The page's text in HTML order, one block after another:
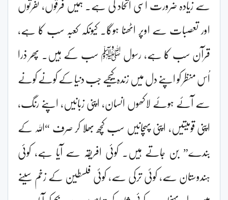
اور تعصبات سے اوپر اٹھنا ہوگا۔ کیونکہ کعبہ سب کا ہے،
قرآن سب کا ہے، رسول ﷺ سب کے ہیں۔ پھر ذرا
اُس منظر کو اپنے دل میں زندہ کیجیے جب دنیا کے کونے کونے
سے آئے ہوئے لاکھوں انسان، اپنی زبانیں، اپنے رنگ،
اپنی قومیتیں، اپنی پہچانیں سب کچھ بھلا کر صرف “اللہ کے
بندے” بن جاتے ہیں۔ کوئی افریقہ سے آیا ہے، کوئی
ہندوستان سے، کوئی ترکی سے، کوئی فلسطین کے زخم سینے